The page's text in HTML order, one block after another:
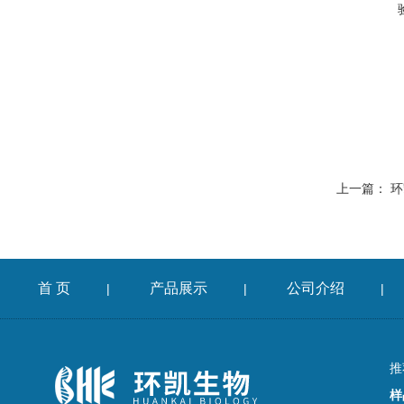
上一篇：
首 页 | 产品展示 | 公司介绍 |